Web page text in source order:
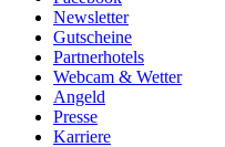
Newsletter
Gutscheine
Partnerhotels
Webcam & Wetter
Angeld
Presse
Karriere